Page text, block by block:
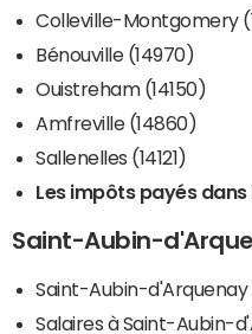
Colleville-Montgomery
Bénouville (14970)
Ouistreham (14150)
Amfreville (14860)
Sallenelles (14121)
Les impôts payés
Saint-Aubin-
Saint-Aubin-d'Arquenay
Salaires à Saint-Aubin-